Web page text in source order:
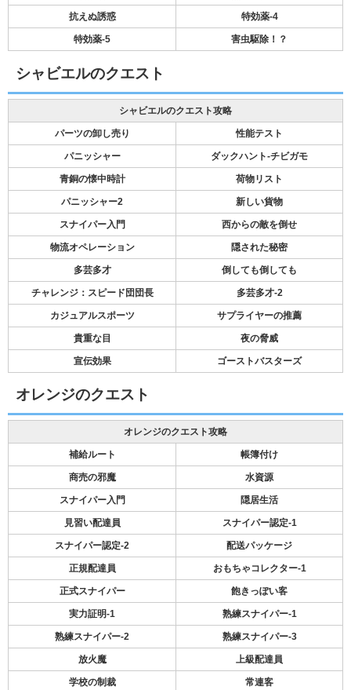
抗えぬ誘惑 特効薬-4
特効薬-5 害虫駆除！？
シャビエルのクエスト
シャビエルのクエスト攻略
パーツの卸し売り 性能テスト
パニッシャー ダックハント-チビガモ
青銅の懐中時計 荷物リスト
パニッシャー2 新しい貨物
スナイパー入門 西からの敵を倒せ
物流オペレーション 隠された秘密
多芸多才 倒しても倒しても
チャレンジ：スピード団団長 多芸多才-2
カジュアルスポーツ サプライヤーの推薦
貴重な目 夜の脅威
宣伝効果 ゴーストバスターズ
オレンジのクエスト
オレンジのクエスト攻略
補給ルート 帳簿付け
商売の邪魔 水資源
スナイパー入門 隠居生活
見習い配達員 スナイパー認定-1
スナイパー認定-2 配送パッケージ
正規配達員 おもちゃコレクター-1
正式スナイパー 飽きっぽい客
実力証明-1 熟練スナイパー-1
熟練スナイパー-2 熟練スナイパー-3
放火魔 上級配達員
学校の制裁 常連客